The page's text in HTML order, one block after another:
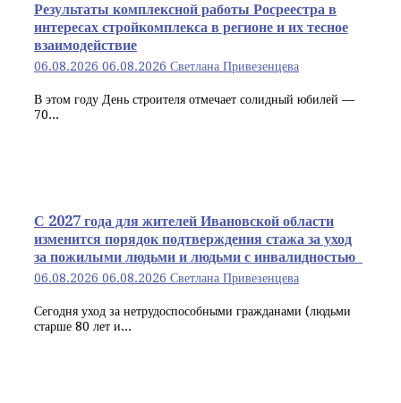
Результаты комплексной работы Росреестра в
интересах стройкомплекса в регионе и их тесное
взаимодействие
06.08.2026 06.08.2026 Светлана Привезенцева
В этом году День строителя отмечает солидный юбилей —
70...
С 2027 года для жителей Ивановской области
изменится порядок подтверждения стажа за уход
за пожилыми людьми и людьми с инвалидностью
06.08.2026 06.08.2026 Светлана Привезенцева
Сегодня уход за нетрудоспособными гражданами (людьми
старше 80 лет и...